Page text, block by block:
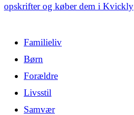
opskrifter og køber dem i Kvickly
Familieliv
Børn
Forældre
Livsstil
Samvær